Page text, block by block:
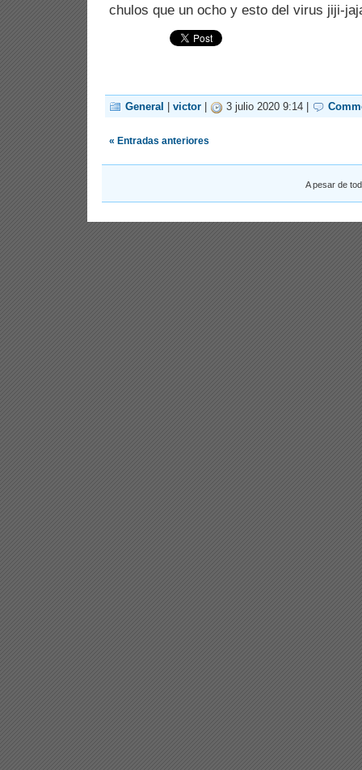
chulos que un ocho y esto del virus jiji-
General victor 3 julio 2020 9:14 |
« Entradas anteriores
A pesar de